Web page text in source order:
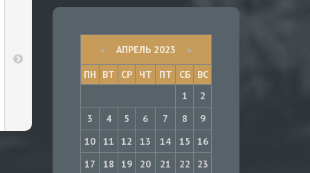
« АПРЕЛЬ 2023 »
ПН
ВТ СР ЧТ ПТ СБ
ВС
1
2
3
4 5 6 7 8
9
10
11 12 13 14 15
16
17
18 19 20 21 22
23